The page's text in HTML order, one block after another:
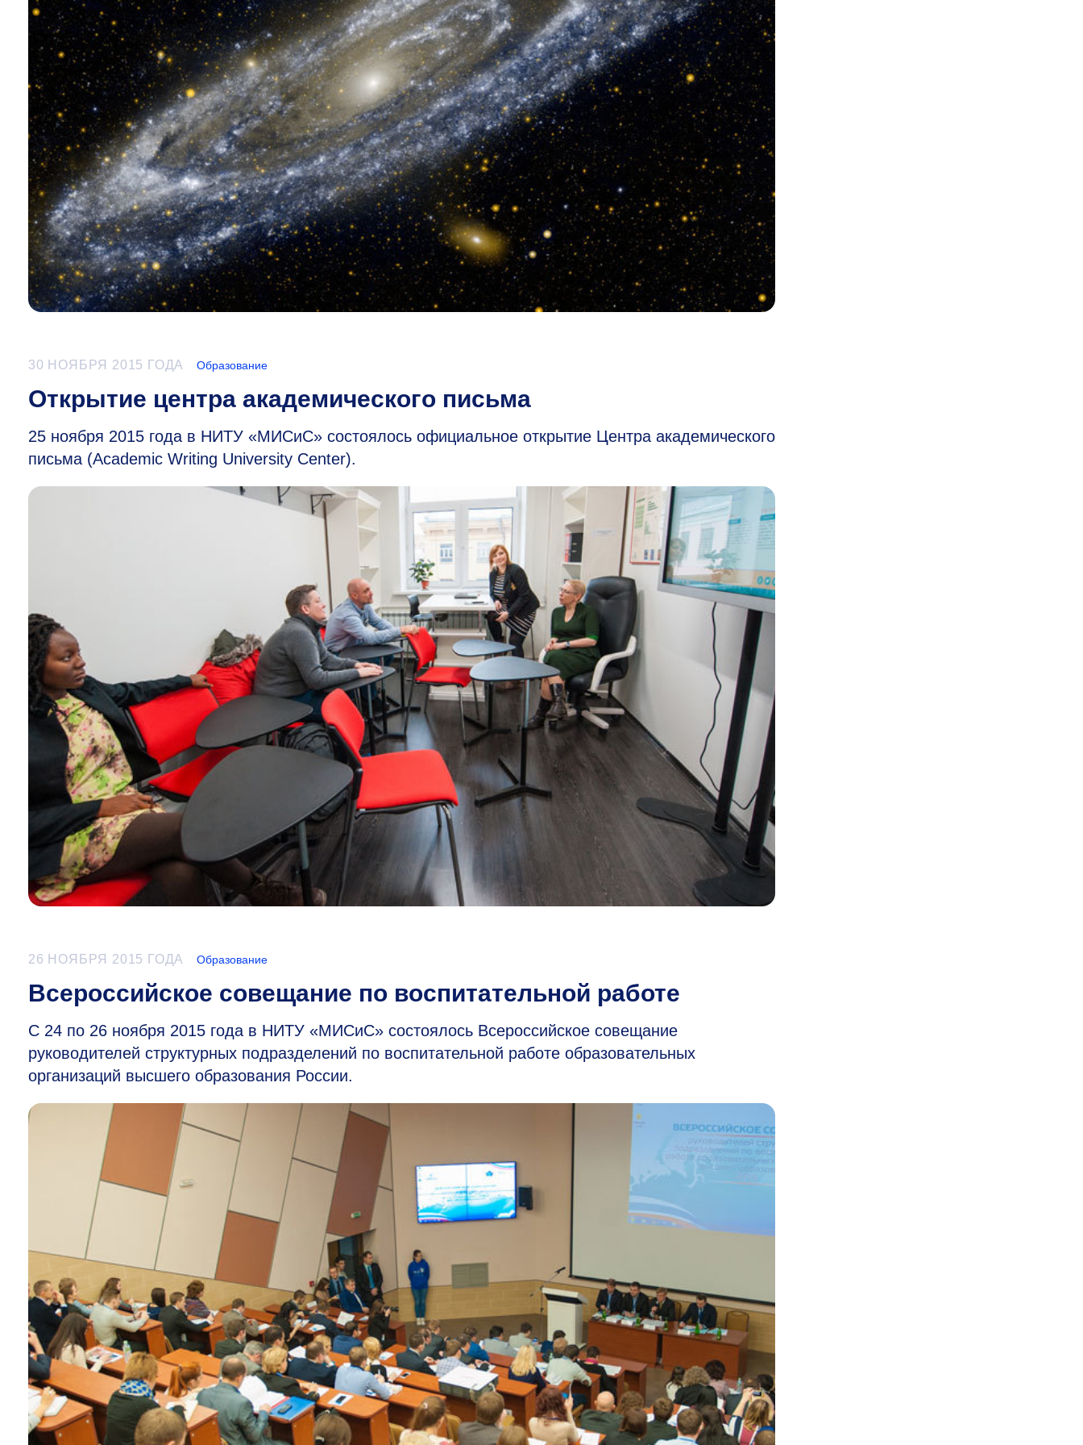
30 НОЯБРЯ 2015 ГОДА Образование
Открытие центра академического письма
25 ноября 2015 года в НИТУ «МИСиС» состоялось официальное открытие Центра академического
письма (Academic Writing University Center).
26 НОЯБРЯ 2015 ГОДА Образование
Всероссийское совещание по воспитательной работе
С 24 по 26 ноября 2015 года в НИТУ «МИСиС» состоялось Всероссийское совещание
руководителей структурных подразделений по воспитательной работе образовательных
организаций высшего образования России.